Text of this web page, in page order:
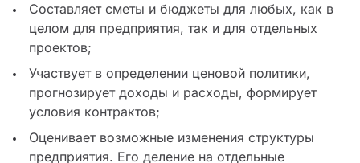
Составляет сметы и бюджеты для любых, как в
целом для предприятия, так и для отдельных
проектов;
Участвует в определении ценовой политики,
прогнозирует доходы и расходы, формирует
условия контрактов;
Оценивает возможные изменения структуры
предприятия. Его деление на отдельные